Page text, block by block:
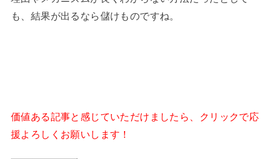
も、結果が出るなら儲けものですね。
価値ある記事と感じていただけましたら、クリックで応
援よろしくお願いします！